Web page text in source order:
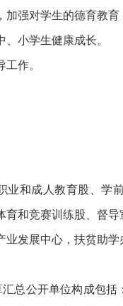
强对学生的德育教育
小学生健康成长。
作。
和成人教育股、学
和竞赛训练股、督导
发展中心，扶贫助学
公开单位构成包括